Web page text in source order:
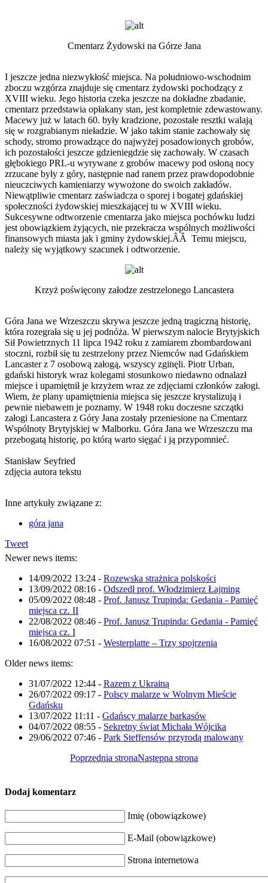
Cmentarz Żydowski na Górze Jana
I jeszcze jedna niezwykłość miejsca. Na południowo-wschodnim
zboczu wzgórza znajduje się cmentarz żydowski pochodzący z
XVIII wieku. Jego historia czeka jeszcze na dokładne zbadanie,
cmentarz przedstawia opłakany stan, jest kompletnie zdewastowany.
Macewy już w latach 60. były kradzione, pozostałe resztki walają
się w rozgrabianym nieładzie. W jako takim stanie zachowały się
schody, stromo prowadzące do najwyżej posadowionych grobów,
ich pozostałości jeszcze gdzieniegdzie się zachowały. W czasach
głębokiego PRL-u wyrywane z grobów macewy pod osłoną nocy
zrzucane były z góry, następnie nad ranem przez prawdopodobnie
nieuczciwych kamieniarzy wywożone do swoich zakładów.
Niewątpliwie cmentarz zaświadcza o sporej i bogatej gdańskiej
społeczności żydowskiej mieszkającej tu w XVIII wieku.
Sukcesywne odtworzenie cmentarza jako miejsca pochówku ludzi
jest obowiązkiem żyjących, nie przekracza wspólnych możliwości
finansowych miasta jak i gminy żydowskiej.ÂÂ Temu miejscu,
należy się wyjątkowy szacunek i odtworzenie.
Krzyż poświęcony załodze zestrzelonego Lancastera
Góra Jana we Wrzeszczu skrywa jeszcze jedną tragiczną historię,
która rozegrała się u jej podnóża. W pierwszym nalocie Brytyjskich
Sił Powietrznych 11 lipca 1942 roku z zamiarem zbombardowani
stoczni, rozbił się tu zestrzelony przez Niemców nad Gdańskiem
Lancaster z 7 osobową załogą, wszyscy zginęli. Piotr Urban,
gdański historyk wraz kolegami stosunkowo niedawno odnalazł
miejsce i upamiętnił je krzyżem wraz ze zdjęciami członków załogi.
Wiem, że plany upamiętnienia miejsca się jeszcze krystalizują i
pewnie niebawem je poznamy. W 1948 roku doczesne szczątki
załogi Lancastera z Góry Jana zostały przeniesione na Cmentarz
Wspólnoty Brytyjskiej w Malborku. Góra Jana we Wrzeszczu ma
przebogatą historię, po którą warto sięgać i ją przypomnieć.
Stanisław Seyfried
zdjęcia autora tekstu
Inne artykuły związane z:
góra jana
Tweet
Newer news items:
14/09/2022 13:24 - Rozewska strażnica polskości
13/09/2022 08:16 - Odszedł prof. Włodzimierz Łajming
05/09/2022 08:48 - Prof. Janusz Trupinda: Gedania - Pamięć
miejsca cz. II
22/08/2022 08:46 - Prof. Janusz Trupinda: Gedania - Pamięć
miejsca cz. I
16/08/2022 07:51 - Westerplatte – Trzy spojrzenia
Older news items:
31/07/2022 12:44 - Razem z Ukrainą
26/07/2022 09:17 - Polscy malarze w Wolnym Mieście
Gdańsku
13/07/2022 11:11 - Gdańscy malarze barkasów
04/07/2022 08:55 - Sekretny świat Michała Wójcika
29/06/2022 07:46 - Park Steffensów przyrodą malowany
Poprzednia stronaNastępna strona
Dodaj komentarz
Imię (obowiązkowe)
E-Mail (obowiązkowe)
Strona internetowa